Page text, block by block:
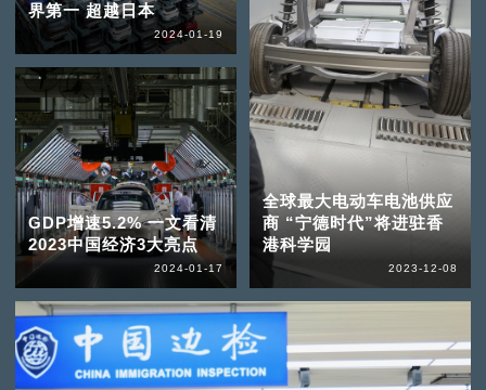
界第一 超越日本
2024-01-19
GDP增速5.2% 一文看清
2023中国经济3大亮点
2024-01-17
全球最大电动车电池供应
商 “宁德时代”将进驻香
港科学园
2023-12-08